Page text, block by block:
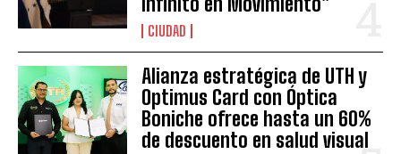
CIUDAD
Alianza estratégica de UTH y
Optimus Card con Óptica
Boniche ofrece hasta un 60%
de descuento en salud visual